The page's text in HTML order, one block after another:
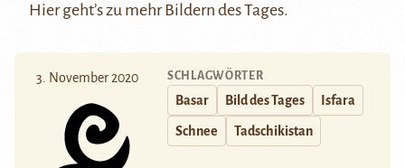
Hiergeht’s zu mehr Bildern des Tages.
3. November 2020 SCHLAGWÖRTER
Basar Bild des Tages Isfara
Schnee Tadschikistan